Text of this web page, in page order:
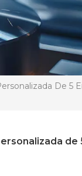
De 5
de